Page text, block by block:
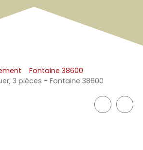
Fontaine 38600
3 pièces - Fontaine 38600